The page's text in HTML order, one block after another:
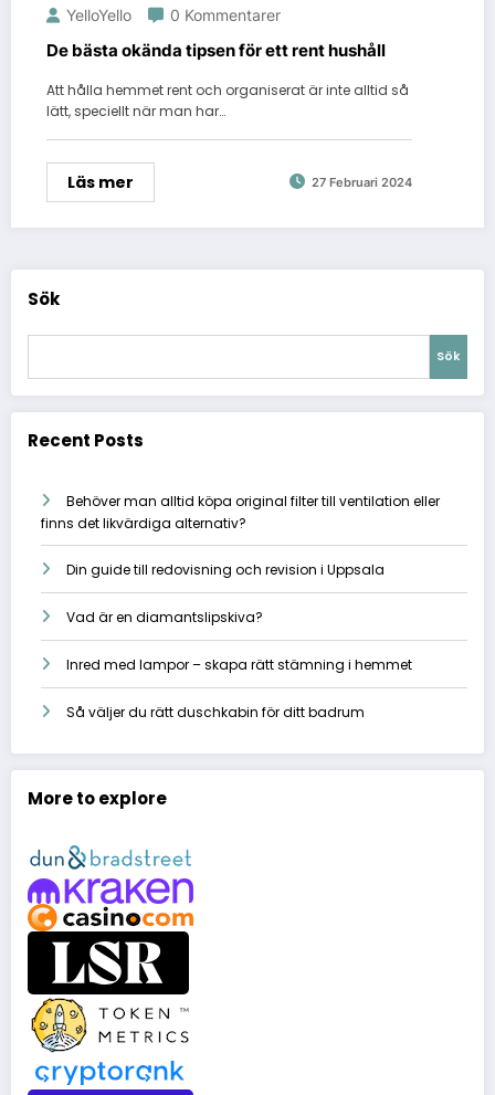
YelloYello 0 Kommentarer
De bästa okända tipsen för ett rent hushåll
Att hålla hemmet rent och organiserat är inte alltid så
lätt, speciellt när man har…
Läs mer 27 Februari 2024
Sök
Sök
Recent Posts
Behöver man alltid köpa original filter till ventilation eller
finns det likvärdiga alternativ?
Din guide till redovisning och revision i Uppsala
Vad är en diamantslipskiva?
Inred med lampor – skapa rätt stämning i hemmet
Så väljer du rätt duschkabin för ditt badrum
More to explore